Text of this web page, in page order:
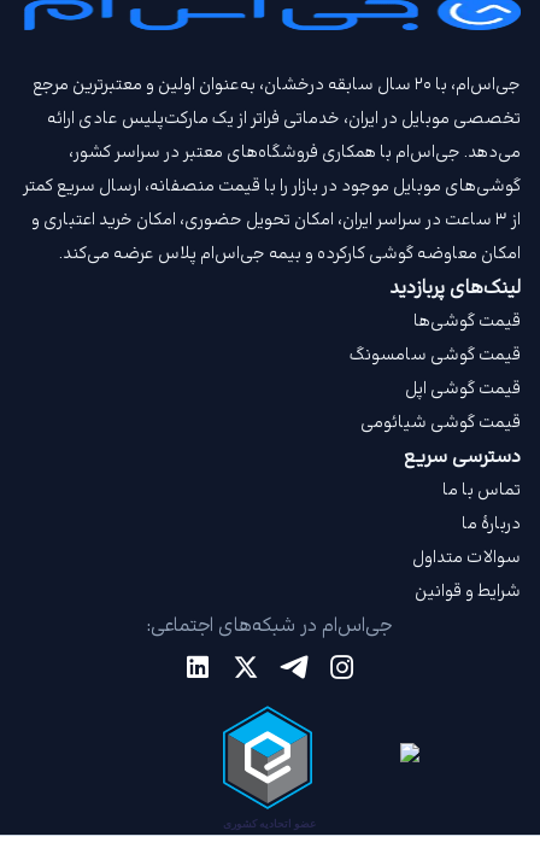
جی‌اس‌ام، با ۲۰ سال سابقه درخشان، به‌عنوان اولین و معتبرترین مرجع
تخصصی موبایل در ایران، خدماتی فراتر از یک مارکت‌پلیس عادی ارائه
می‌دهد. جی‌اس‌ام با همکاری فروشگاه‌های معتبر در سراسر کشور،
گوشی‌های موبایل موجود در بازار را با قیمت‌ منصفانه، ارسال سریع کمتر
از ۳ ساعت در سراسر ایران، امکان تحویل حضوری، امکان خرید اعتباری و
امکان معاوضه گوشی کارکرده و بیمه جی‌اس‌ام‌ پلاس عرضه می‌کند.
لینک‌های پربازدید
قیمت گوشی‌ها
قیمت گوشی سامسونگ
قیمت گوشی اپل
قیمت گوشی شیائومی
دسترسی سریع
تماس با ما
دربارهٔ ما
سوالات متداول
شرایط و قوانین
جی‌اس‌ام در شبکه‌های اجتماعی: